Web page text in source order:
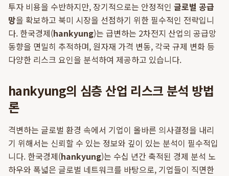
투자 비용을 수반하지만, 장기적으로는 안정적인 글로벌 공급
망을 확보하고 북미 시장을 선점하기 위한 필수적인 전략입니
다. 한국경제(hankyung)는 급변하는 2차전지 산업의 공급망
동향을 면밀히 추적하며, 원자재 가격 변동, 각국 규제 변화 등
다양한 리스크 요인을 분석하여 제공하고 있습니다.
hankyung의 심층 산업 리스크 분석 방법
론
격변하는 글로벌 환경 속에서 기업이 올바른 의사결정을 내리
기 위해서는 신뢰할 수 있는 정보와 깊이 있는 분석이 필수적입
니다. 한국경제(hankyung)는 수십 년간 축적된 경제 분석 노
하우와 폭넓은 글로벌 네트워크를 바탕으로, 기업들이 직면한